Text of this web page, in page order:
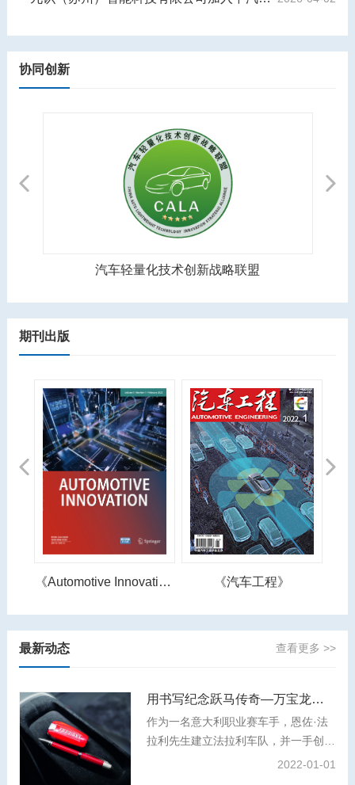
协同创新
Previous
汽车轻量化技术创新战略联盟
Next
期刊出版
Previous
《Automotive Innovation》 《汽车工程》
Next
最新动态 查看更多 >>
用书写纪念跃马传奇—万宝龙著名人物系列恩佐·法拉利特别款书写工具
作为一名意大利职业赛车手，恩佐·法
拉利先生建立法拉利车队，并一手创办
了法拉利汽车品牌。秉承对卓越工艺与
2022-01-01